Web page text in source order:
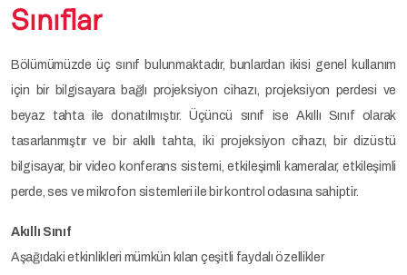
Sınıflar
Bölümümüzde üç sınıf bulunmaktadır, bunlardan ikisi genel kullanım
için bir bilgisayara bağlı projeksiyon cihazı, projeksiyon perdesi ve
beyaz tahta ile donatılmıştır. Üçüncü sınıf ise Akıllı Sınıf olarak
tasarlanmıştır ve bir akıllı tahta, iki projeksiyon cihazı, bir dizüstü
bilgisayar, bir video konferans sistemi, etkileşimli kameralar, etkileşimli
perde, ses ve mikrofon sistemleri ile bir kontrol odasına sahiptir.
Akıllı Sınıf
Aşağıdaki etkinlikleri mümkün kılan çeşitli faydalı özellikler